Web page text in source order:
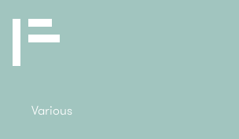
Various